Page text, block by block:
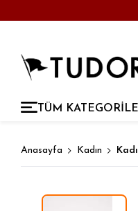
TÜM
Anasayfa Kadın